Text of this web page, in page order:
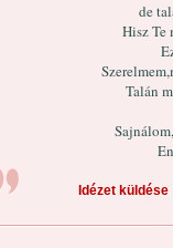
de
Hisz Te
Talán
Idézet küldése